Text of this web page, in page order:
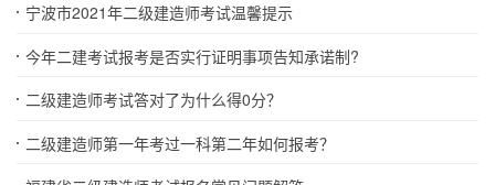
宁波市2021年二级建造师考试温馨提示
今年二建考试报考是否实行证明事项告知承诺制?
二级建造师考试答对了为什么得0分？
二级建造师第一年考过一科第二年如何报考？